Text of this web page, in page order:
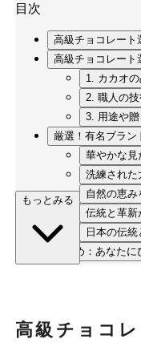
目次
高級チョコレート
高級チョコレート
1. カカオ
2. 職人の
3. 用途や
厳選！有名ブラン
華やかな見
洗練された
自然の恵み
伝統と革新
日本の伝
まとめ：あなた
もっとみる
高級チョコ